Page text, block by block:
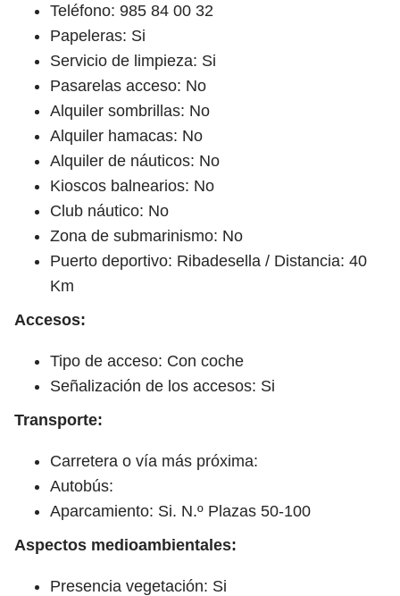
Teléfono: 985 84 00 32
Papeleras: Si
Servicio de limpieza: Si
Pasarelas acceso: No
Alquiler sombrillas: No
Alquiler hamacas: No
Alquiler de náuticos: No
Kioscos balnearios: No
Club náutico: No
Zona de submarinismo: No
Puerto deportivo: Ribadesella / Distancia: 40
Km
Accesos:
Tipo de acceso: Con coche
Señalización de los accesos: Si
Transporte:
Carretera o vía más próxima:
Autobús:
Aparcamiento: Si. N.º Plazas 50-100
Aspectos medioambientales:
Presencia vegetación: Si